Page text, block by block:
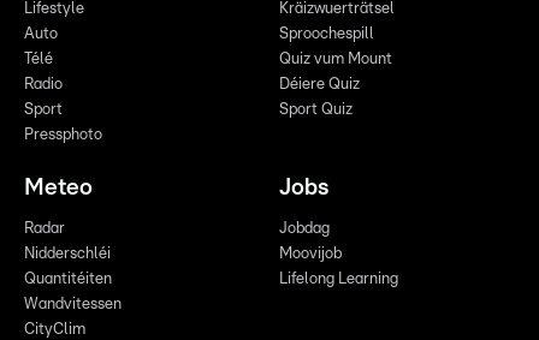
Lifestyle
Auto
Télé
Radio
Sport
Pressphoto
Kräizwuerträtsel
Sproochespill
Quiz vum Mount
Déiere Quiz
Sport Quiz
Meteo
Radar
Nidderschléi
Quantitéiten
Wandvitessen
CityClim
Jobs
Jobdag
Moovijob
Lifelong Learning